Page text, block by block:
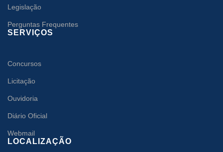
Legislação
Perguntas Frequentes
SERVIÇOS
Concursos
Licitação
Ouvidoria
Diário Oficial
Webmail
LOCALIZAÇÃO